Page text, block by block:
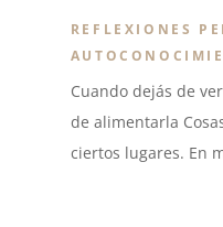
REFLEXIONES
Cuando dejás de
de alimentarla
ciertos lugares. En